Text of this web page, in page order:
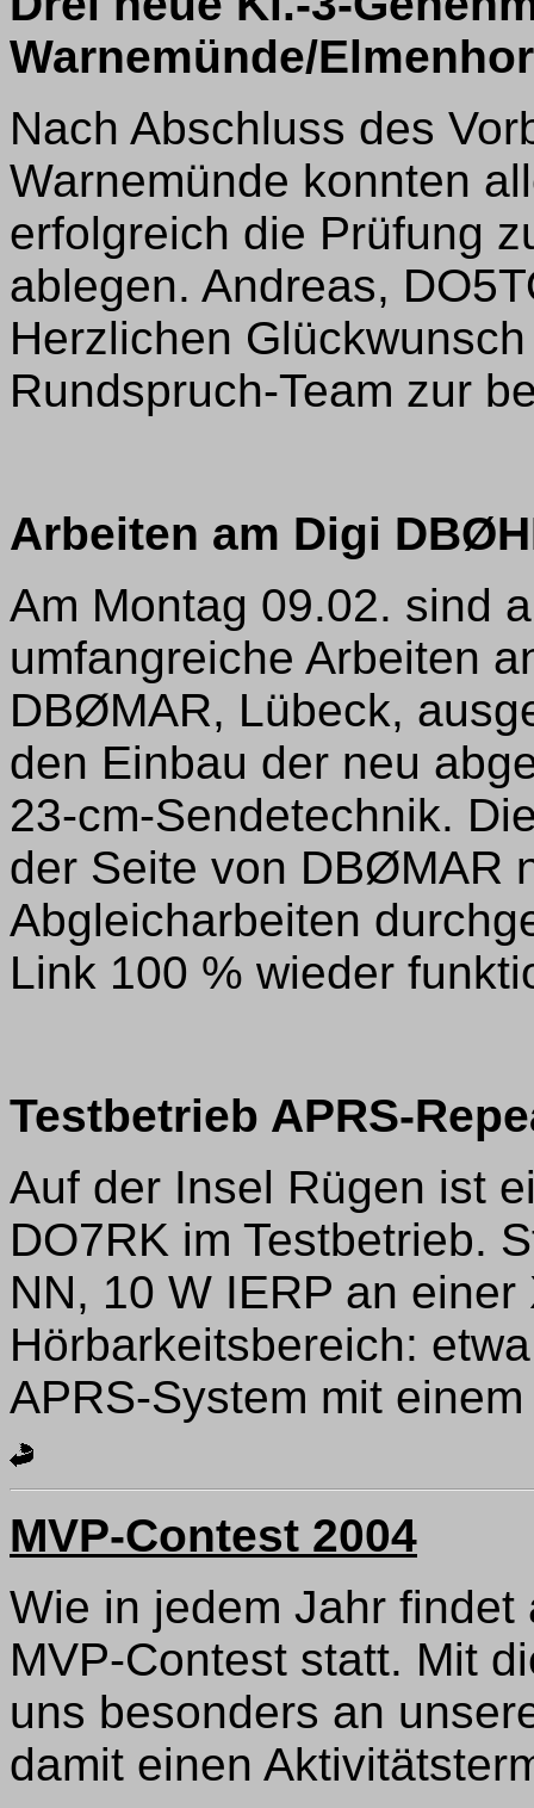
Warnemünde/
Nach Abschluss des
Warnemünde konnten
erfolgreich die Prüfung
ablegen. Andreas,
Herzlichen
Rundspruch-Team zur
Arbeiten am Digi
Am Montag 09.02. sind
umfangreiche Arbeiten
DBØMAR, Lübeck,
den Einbau der neu
23-cm-Sendetechnik.
der Seite von DBØMAR
Abgleicharbeiten
Link 100 % wieder
Testbetrieb APRS-
Auf der Insel Rügen ist
DO7RK im Testbetrieb.
NN, 10 W IERP an
Hörbarkeitsbereich:
APRS-System mit
MVP-Contest 2004
Wie in jedem Jahr
MVP-Contest statt. Mit
uns besonders an
damit einen